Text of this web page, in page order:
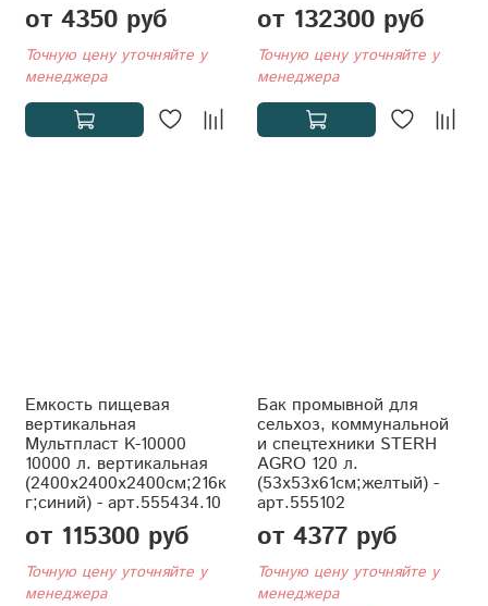
от 4350 руб
Точную цену уточняйте у
менеджера
от 132300 руб
Точную цену уточняйте у
менеджера
Емкость пищевая
вертикальная
Мультпласт K-10000
10000 л. вертикальная
(2400x2400x2400см;216к
г;синий) - арт.555434.10
от 115300 руб
Точную цену уточняйте у
менеджера
Бак промывной для
сельхоз, коммунальной
и спецтехники STERH
AGRO 120 л.
(53x53x61см;желтый) -
арт.555102
от 4377 руб
Точную цену уточняйте у
менеджера